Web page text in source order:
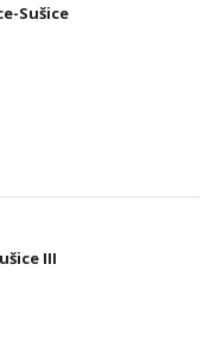
Sušice
III